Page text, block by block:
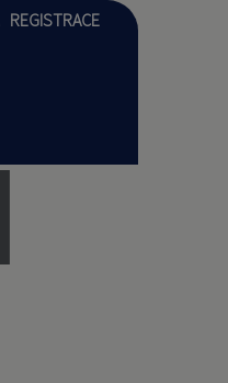
REGISTRACE